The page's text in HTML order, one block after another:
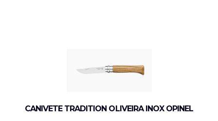
CANIVETE TRADITION OLIVEIRA INOX OPINEL